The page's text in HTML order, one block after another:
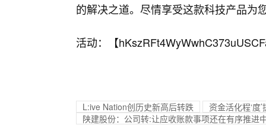
的解决之道。尽情享受这款科技产品为
活动：【
L:ive Nation创历史新高后转跌
资金活化程‘度
陕建股份：公司转:让应收账款事项还在有序推进